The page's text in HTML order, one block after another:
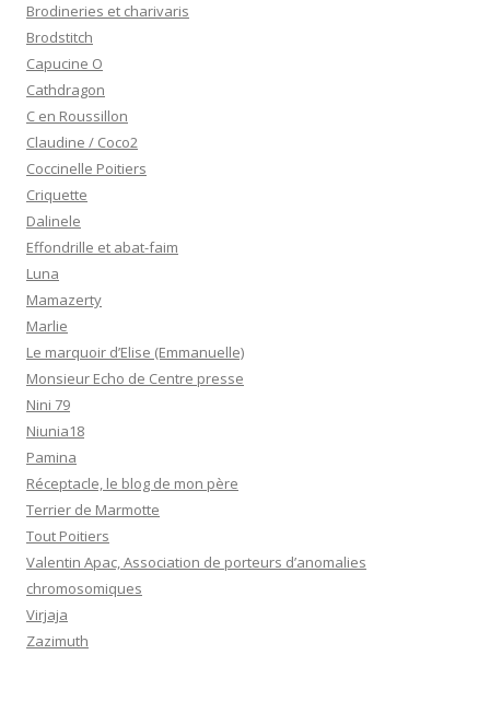
Brodineries et charivaris
Brodstitch
Capucine O
Cathdragon
C en Roussillon
Claudine / Coco2
Coccinelle Poitiers
Criquette
Dalinele
Effondrille et abat-faim
Luna
Mamazerty
Marlie
Le marquoir d’Elise (Emmanuelle)
Monsieur Echo de Centre presse
Nini 79
Niunia18
Pamina
Réceptacle, le blog de mon père
Terrier de Marmotte
Tout Poitiers
Valentin Apac, Association de porteurs d’anomalies
chromosomiques
Virjaja
Zazimuth